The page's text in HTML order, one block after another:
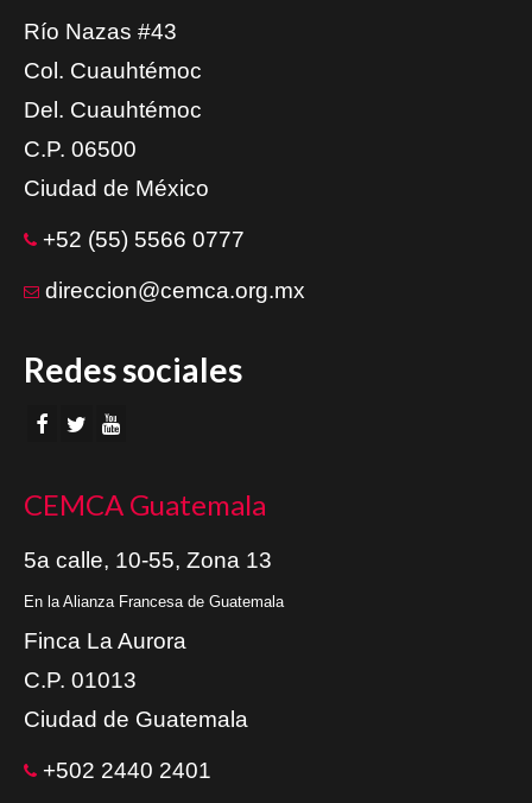
Río Nazas #43
Col. Cuauhtémoc
Del. Cuauhtémoc
C.P. 06500
Ciudad de México
+52 (55) 5566 0777
direccion@cemca.org.mx
Redes sociales
CEMCA Guatemala
5a calle, 10-55, Zona 13
En la Alianza Francesa de Guatemala
Finca La Aurora
C.P. 01013
Ciudad de Guatemala
+502 2440 2401